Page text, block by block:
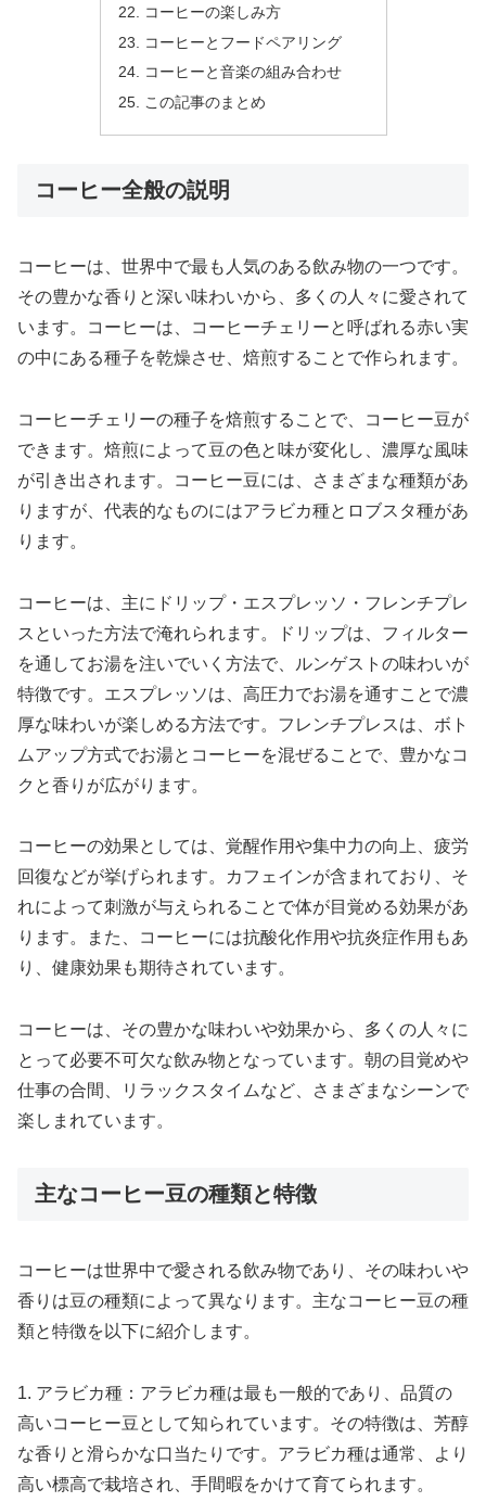
コーヒーの楽しみ方
コーヒーとフードペアリング
コーヒーと音楽の組み合わせ
この記事のまとめ
コーヒー全般の説明
コーヒーは、世界中で最も人気のある飲み物の一つです。
その豊かな香りと深い味わいから、多くの人々に愛されて
います。コーヒーは、コーヒーチェリーと呼ばれる赤い実
の中にある種子を乾燥させ、焙煎することで作られます。
コーヒーチェリーの種子を焙煎することで、コーヒー豆が
できます。焙煎によって豆の色と味が変化し、濃厚な風味
が引き出されます。コーヒー豆には、さまざまな種類があ
りますが、代表的なものにはアラビカ種とロブスタ種があ
ります。
コーヒーは、主にドリップ・エスプレッソ・フレンチプレ
スといった方法で淹れられます。ドリップは、フィルター
を通してお湯を注いでいく方法で、ルンゲストの味わいが
特徴です。エスプレッソは、高圧力でお湯を通すことで濃
厚な味わいが楽しめる方法です。フレンチプレスは、ボト
ムアップ方式でお湯とコーヒーを混ぜることで、豊かなコ
クと香りが広がります。
コーヒーの効果としては、覚醒作用や集中力の向上、疲労
回復などが挙げられます。カフェインが含まれており、そ
れによって刺激が与えられることで体が目覚める効果があ
ります。また、コーヒーには抗酸化作用や抗炎症作用もあ
り、健康効果も期待されています。
コーヒーは、その豊かな味わいや効果から、多くの人々に
とって必要不可欠な飲み物となっています。朝の目覚めや
仕事の合間、リラックスタイムなど、さまざまなシーンで
楽しまれています。
主なコーヒー豆の種類と特徴
コーヒーは世界中で愛される飲み物であり、その味わいや
香りは豆の種類によって異なります。主なコーヒー豆の種
類と特徴を以下に紹介します。
1. アラビカ種：アラビカ種は最も一般的であり、品質の
高いコーヒー豆として知られています。その特徴は、芳醇
な香りと滑らかな口当たりです。アラビカ種は通常、より
高い標高で栽培され、手間暇をかけて育てられます。